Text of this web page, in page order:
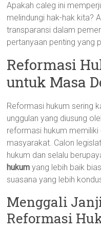
Apakah caleg ini
melindungi hak-hak kita?
transparansi dalam
pertanyaan penting yang
Reformasi
untuk Masa
Reformasi hukum sering
unggulan yang diusung
reformasi hukum
masyarakat. Calon
hukum dan selalu
hukum yang lebih baik
suasana yang lebih
Menggali
Reformasi